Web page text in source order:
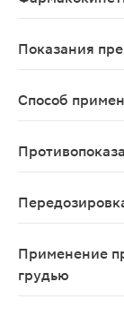
Показания
Способ
Применение
грудью